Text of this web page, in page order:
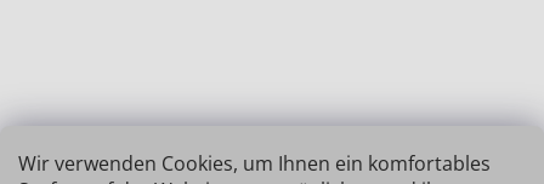
Wir verwenden Cookies, um Ihnen ein komfortables